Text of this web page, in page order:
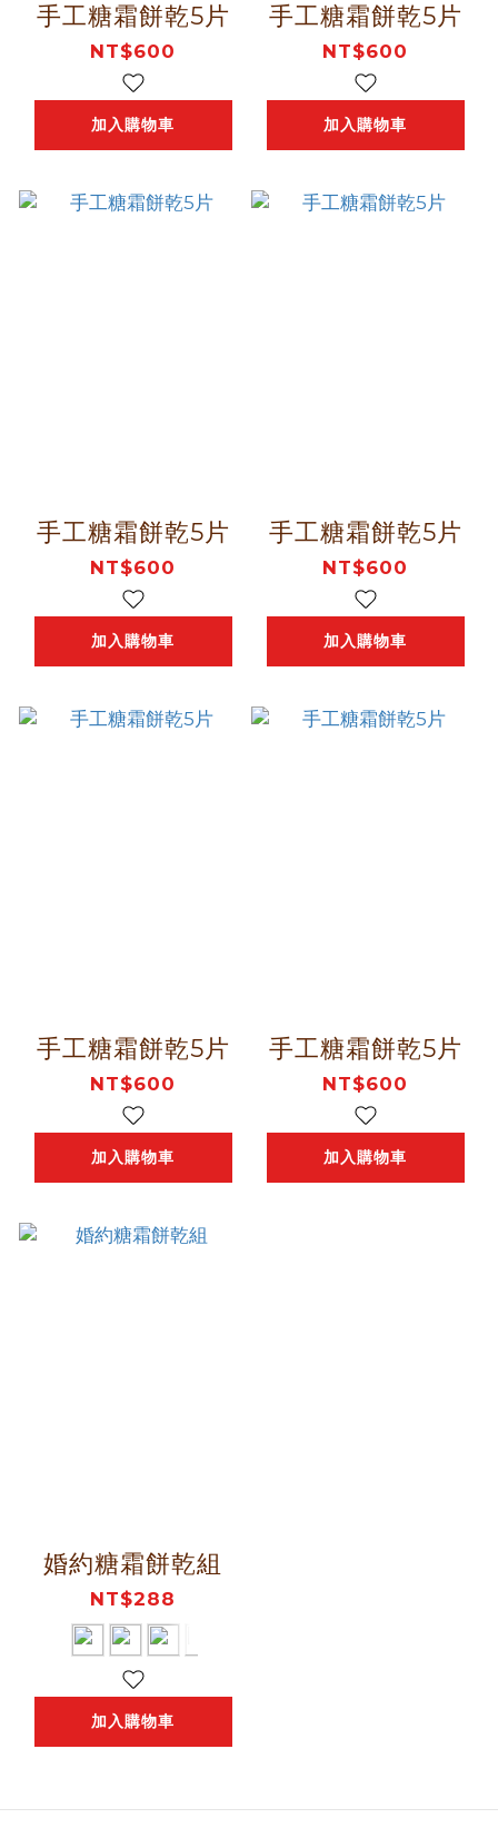
手工糖霜餅乾5片
NT$600
加入購物車
手工糖霜餅乾5片
NT$600
加入購物車
手工糖霜餅乾5片
NT$600
加入購物車
手工糖霜餅乾5片
NT$600
加入購物車
手工糖霜餅乾5片
NT$600
加入購物車
手工糖霜餅乾5片
NT$600
加入購物車
婚約糖霜餅乾組
NT$288
加入購物車